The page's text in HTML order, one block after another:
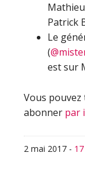
Patrick
Le
(
est sur
Vous
abonner par
2 mai 2017 -